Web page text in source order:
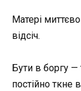
Матері
відсіч.
Бути в боргу
постійно ткне